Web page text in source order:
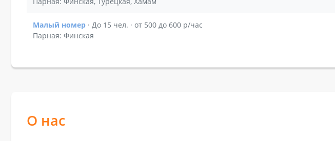
Малый номер · До 15 чел. · от 500 до 600 р/час
Парная: Финская
Показать подробности зала Малый номер
О нас